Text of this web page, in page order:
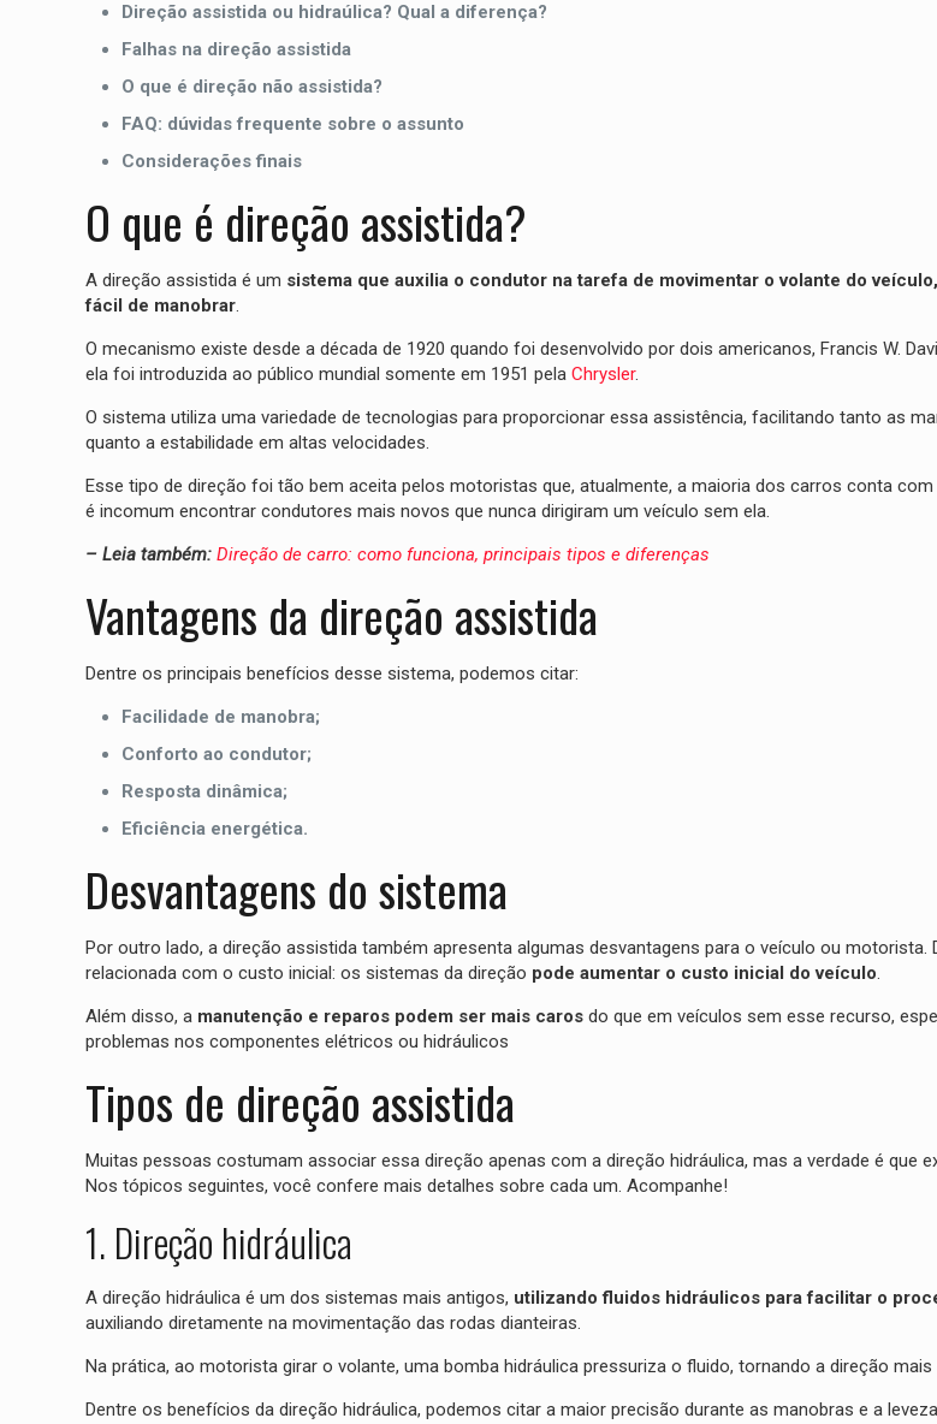
Direção assistida ou hidraúlica? Qual a diferença?
Falhas na direção assistida
O que é direção não assistida?
FAQ: dúvidas frequente sobre o assunto
Considerações finais
O que é direção assistida?
A direção assistida é um sistema que auxilia o condutor na tarefa de movimentar o volante do
fácil de manobrar.
O mecanismo existe desde a década de 1920 quando foi desenvolvido por dois americanos, Francis W.
ela foi introduzida ao público mundial somente em 1951 pela Chrysler.
O sistema utiliza uma variedade de tecnologias para proporcionar essa assistência, facilitando tanto as
quanto a estabilidade em altas velocidades.
Esse tipo de direção foi tão bem aceita pelos motoristas que, atualmente, a maioria dos carros conta
é incomum encontrar condutores mais novos que nunca dirigiram um veículo sem ela.
– Leia também: Direção de carro: como funciona, principais tipos e diferenças
Vantagens da direção assistida
Dentre os principais benefícios desse sistema, podemos citar:
Facilidade de manobra;
Conforto ao condutor;
Resposta dinâmica;
Eficiência energética.
Desvantagens do sistema
Por outro lado, a direção assistida também apresenta algumas desvantagens para o veículo ou motorista.
relacionada com o custo inicial: os sistemas da direção pode aumentar o custo inicial do veículo.
Além disso, amanutenção e reparos podem ser mais carosdo que em veículos sem esse recurso,
problemas nos componentes elétricos ou hidráulicos
Tipos de direção assistida
Muitas pessoas costumam associar essa direção apenas com a direção hidráulica, mas a verdade é que
Nos tópicos seguintes, você confere mais detalhes sobre cada um. Acompanhe!
1. Direção hidráulica
A direção hidráulica é um dos sistemas mais antigos, utilizando fluidos hidráulicos para facilitar o
auxiliando diretamente na movimentação das rodas dianteiras.
Na prática, ao motorista girar o volante, uma bomba hidráulica pressuriza o fluido, tornando a direção mais
Dentre os benefícios da direção hidráulica, podemos citar a maior precisão durante as manobras e a